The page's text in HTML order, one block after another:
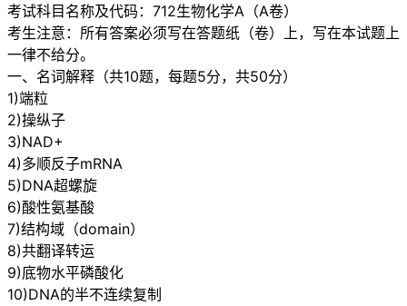
考试科目名称及代码：712生物化学A（A卷）
考生注意：所有答案必须写在答题纸（卷）上，写在本试题上
一律不给分。
一、名词解释（共10题，每题5分，共50分）
1)端粒
2)操纵子
3)NAD+
4)多顺反子mRNA
5)DNA超螺旋
6)酸性氨基酸
7)结构域（domain）
8)共翻译转运
9)底物水平磷酸化
10)DNA的半不连续复制